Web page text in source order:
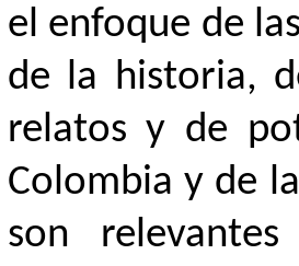
el enfoque de
de la historia,
relatos y de
Colombia y de
son